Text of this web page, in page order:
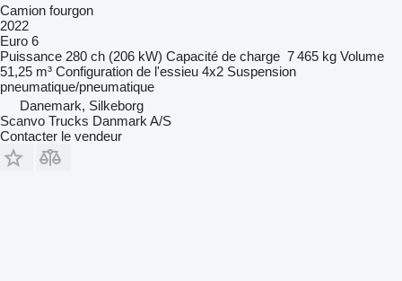
Camion fourgon
2022
Euro 6
Puissance 280 ch (206 kW) Capacité de charge 7 465 kg Volume
51,25 m³ Configuration de l'essieu 4x2 Suspension
pneumatique/pneumatique
Danemark, Silkeborg
Scanvo Trucks Danmark A/S
Contacter le vendeur